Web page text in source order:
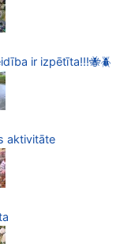
ir izpētīta!!!🐝🪲
aktivitāte